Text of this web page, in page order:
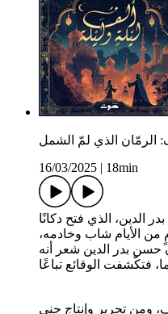
الرمّان الذي لمّ الشمل
16/03/2025
18min
الدين، الذي فتح دكانًا
الأيام شاب وخادمه،
حسن بدر الدين شعر أنه
ومن تحرير وإنتاج جنى